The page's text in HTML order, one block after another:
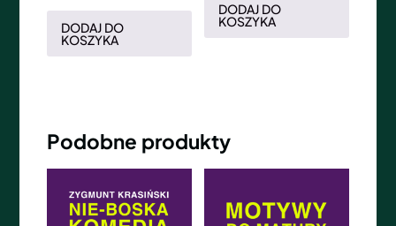
DODAJ DO
KOSZYKA
DODAJ DO
KOSZYKA
Podobne produkty